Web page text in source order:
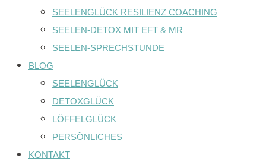
SEELENGLÜCK RESILIENZ COACHING
SEELEN-DETOX MIT EFT & MR
SEELEN-SPRECHSTUNDE
BLOG
SEELENGLÜCK
DETOXGLÜCK
LÖFFELGLÜCK
PERSÖNLICHES
KONTAKT